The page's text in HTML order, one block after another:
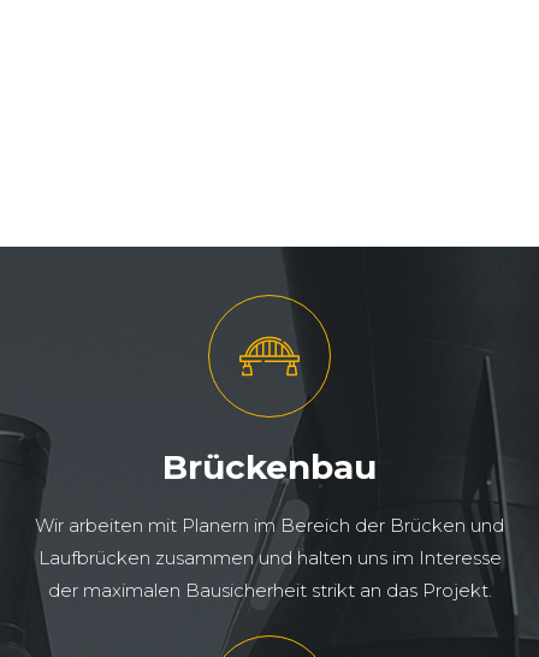
Brückenbau
Wir arbeiten mit Planern im Bereich der Brücken und
Laufbrücken zusammen und halten uns im Interesse
der maximalen Bausicherheit strikt an das Projekt.